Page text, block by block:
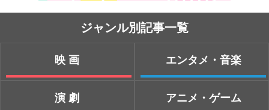
ジャンル別記事一覧
映画
演劇
エンタメ・音楽
アニメ・ゲーム